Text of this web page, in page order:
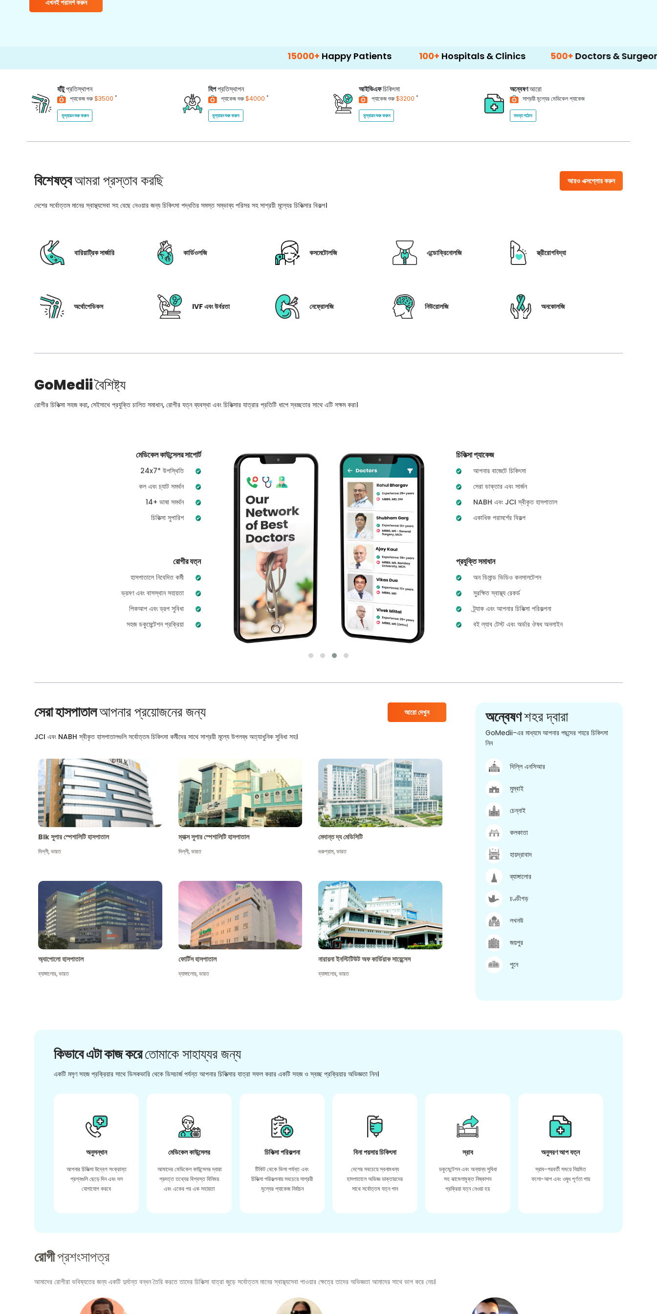
এখনই পরামর্শ করুন
Happy Patients 100+ Hospitals & Clinics 500+ Doctors & Surgeons 14+
হাঁটুপ্রতিস্থাপন
প্যাকেজ শুরু$3500 *
মূল্যায়ন শুরু করুন
হিপপ্রতিস্থাপন
প্যাকেজ শুরু$4000 *
মূল্যায়ন শুরু করুন
আইভিএফচিকিৎসা
প্যাকেজ শুরু$3200 *
মূল্যায়ন শুরু করুন
অন্বেষণআরো
সাশ্রয়ী মূল্যের মেডিকেল প্যাকেজ
তদন্ত পাঠান
বিশেষত্বআমরা প্রস্তাব করছি আরও এক্সপ্লোর করুন
দেশের সর্বোত্তম মানের স্বাস্থ্যসেবা সহ বেছে নেওয়ার জন্য চিকিৎসা পদ্ধতির সমস্ত সম্ভাব্য পরিসর সহ সাশ্রয়ী মূল্যের চিকিত্সার বিকল্প।
বারিয়াট্রিক সার্জারি কার্ডিওলজি কসমেটোলজি এন্ডোক্রিনোলজি স্ত্রীরোগবিদ্যা
অর্থোপেডিকস IVF এবং উর্বরতা নেফ্রোলজি নিউরোলজি অনকোলজি
GoMediiবৈশিষ্ট্য
রোগীর চিকিত্সা সহজ করা, সেইসাথে প্রযুক্তি চালিত সমাধান, রোগীর যত্ন ব্যবস্থা এবং চিকিত্সার যাত্রার প্রতিটি ধাপে স্বচ্ছতার সাথে এটি সক্ষম করা।
মেডিকেল কাউন্সেলর সাপোর্ট
24x7* উপস্থিতি
কল এবং চ্যাট সমর্থন
14+ ভাষা সমর্থন
চিকিত্সা সুপারিশ
রোগীর যত্ন
হাসপাতালে নিবেদিত কর্মী
ভ্রমণ এবং বাসস্থান সহায়তা
পিকআপ এবং ড্রপ সুবিধা
সহজ ডকুমেন্টেশন প্রক্রিয়া
চিকিত্সা প্যাকেজ
আপনার বাজেটে চিকিৎসা
সেরা ডাক্তার এবং সার্জন
NABH এবং JCI স্বীকৃত হাসপাতাল
একাধিক পরামর্শের বিকল্প
প্রযুক্তি সমাধান
অন ডিমান্ড ভিডিও কনসালটেশন
সুরক্ষিত স্বাস্থ্য রেকর্ড
ট্র্যাক এবং আপনার চিকিত্সা পরিকল্পনা
বই ল্যাব টেস্ট এবং অর্ডার ঔষধ অনলাইন
সেরা হাসপাতালআপনার প্রয়োজনের জন্য আরো দেখুন
JCI এবং NABH স্বীকৃত হাসপাতালগুলি সর্বোত্তম চিকিৎসা কর্মীদের সাথে সাশ্রয়ী মূল্যে উপলব্ধ অত্যাধুনিক সুবিধা সহ।
Blk সুপার স্পেশালিটি হাসপাতাল
দিল্লী,ভারত
ম্যাক্স সুপার স্পেশালিটি হাসপাতাল
দিল্লী,ভারত
মেদান্ত দ্য মেডিসিটি
গুরুগ্রাম,ভারত
অ্যাপোলো হাসপাতাল
ব্যাঙ্গালোর,ভারত
ফোর্টিস হাসপাতাল
ব্যাঙ্গালোর,ভারত
নারায়না ইনস্টিটিউট অফ কার্ডিয়াক সায়েন্সেস
ব্যাঙ্গালোর,ভারত
অন্বেষণশহর দ্বারা
GoMedii-এর মাধ্যমে আপনার পছন্দের শহরে চিকিৎসা
নিন
দিল্লি এনসিআর
মুম্বাই
চেন্নাই
কলকাতা
হায়দ্রাবাদ
ব্যাঙ্গালোর
চণ্ডীগড়
লখনউ
জয়পুর
পুনে
কিভাবে এটা কাজ করেতোমাকে সাহায্যর জন্য
একটি মসৃণ সহজ প্রক্রিয়ার সাথে ডিসকভারি থেকে ডিসচার্জ পর্যন্ত আপনার চিকিত্সার যাত্রা সফল করার একটি সহজ ও স্বচ্ছ প্রক্রিয়ার অভিজ্ঞতা নিন।
অনুসন্ধান
আপনার চিকিত্সা উদ্বেগ সংক্রান্ত
প্রশ্নগুলি ছেড়ে দিন এবং দল
যোগাযোগ করবে
মেডিকেল কাউন্সেলর
আমাদের মেডিকেল কাউন্সেলর দ্বারা
প্রদত্ত তথ্যের বিশ্বস্ত বিনিময়
এবং একের পর এক সহায়তা
চিকিত্সা পরিকল্পনা
টিকিট থেকে ভিসা পর্যন্ত এবং
চিকিত্সা পরিকল্পনায় সবচেয়ে সাশ্রয়ী
মূল্যের প্যাকেজ নির্বাচন
বিনা পয়সায় চিকিৎসা
দেশের সবচেয়ে স্বনামধন্য
হাসপাতালে অভিজ্ঞ ডাক্তারদের
সাথে সর্বোত্তম যত্ন পান
স্রাব
ডকুমেন্টেশন এবং অন্যান্য সুবিধা
সহ ঝামেলামুক্ত নিষ্কাশন
প্রক্রিয়া যত্ন নেওয়া হয়
অনুসরণ আপ যত্ন
স্রাব-পরবর্তী সময়ে নিয়মিত
ফলো-আপ এবং ওষুধ পূর্ণতা পায়
রোগীপ্রশংসাপত্র
আমাদের রোগীরা ভবিষ্যতের জন্য একটি দুর্দান্ত বন্ধন তৈরি করতে তাদের চিকিত্সা যাত্রা জুড়ে সর্বোত্তম মানের স্বাস্থ্যসেবা পাওয়ার ক্ষেত্রে তাদের অভিজ্ঞতা আমাদের সাথে ভাগ করে নেয়।